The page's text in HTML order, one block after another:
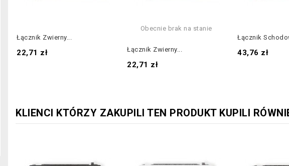
Łącznik Zwierny...
Cena
22,71 zł
Obecnie brak na stanie
Łącznik Zwierny...
Cena
22,71 zł
Łącznik
Cena
43,76 zł
KLIENCI KTÓRZY ZAKUPILI TEN PRODUKT KUPILI